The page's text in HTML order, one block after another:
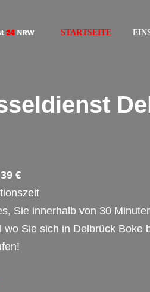
STARTSEITE
39 €
Sie innerhalb von 30
wo Sie sich in Delbrück Boke